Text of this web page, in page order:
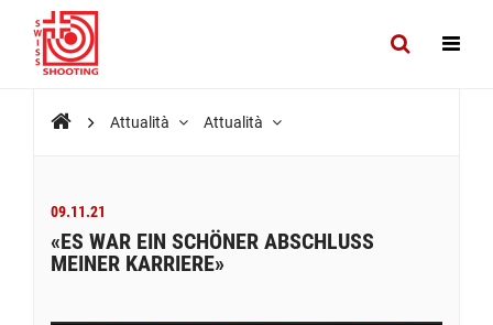
Attualità Attualità
09.11.21
«ES WAR EIN SCHÖNER ABSCHLUSS
MEINER KARRIERE»